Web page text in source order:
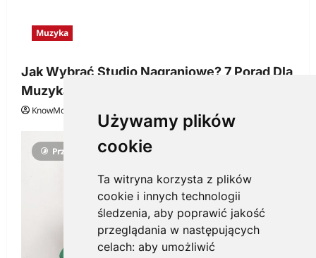
Używamy plików
cookie
Ta witryna korzysta z plików
cookie i innych technologii
śledzenia, aby poprawić jakość
przeglądania w następujących
celach: aby umożliwić
Muzyka
Jak Wybrać Studio Nagraniowe? 7 Porad Dla
Muzyka
KnowMore.pl
Przeczytano 3 minut